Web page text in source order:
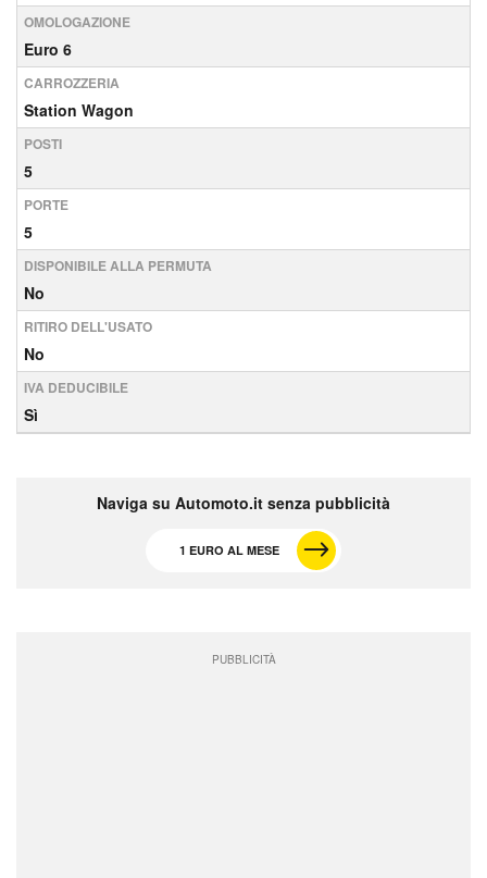
OMOLOGAZIONE
Euro 6
CARROZZERIA
Station Wagon
POSTI
5
PORTE
5
DISPONIBILE ALLA PERMUTA
No
RITIRO DELL'USATO
No
IVA DEDUCIBILE
Sì
Naviga su Automoto.it senza pubblicità
1 EURO AL MESE
PUBBLICITÀ